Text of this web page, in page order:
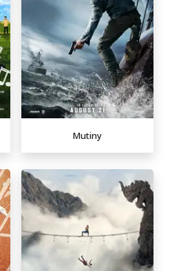
Mutiny